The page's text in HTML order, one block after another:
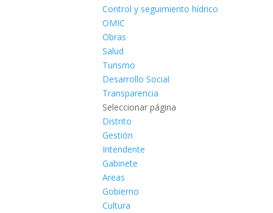
Control y seguimiento hídrico
OMIC
Obras
Salud
Turismo
Desarrollo Social
Transparencia
Seleccionar página
Distrito
Gestión
Intendente
Gabinete
Areas
Gobierno
Cultura